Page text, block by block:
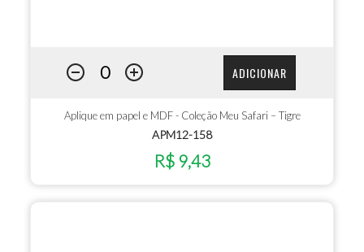
ADICIONAR
Aplique em papel e MDF - Coleção Meu Safari – Tigre
APM12-158
R$ 9,43